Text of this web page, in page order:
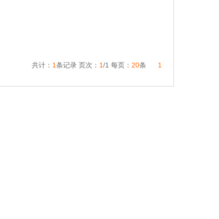
共计： 1条记录 页次： 1/1 每页： 20条 1